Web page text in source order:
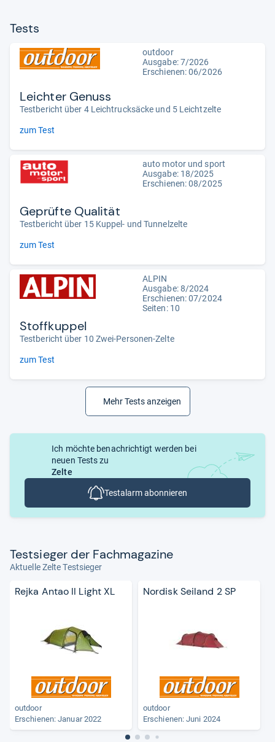
Tests
outdoor
Ausgabe: 7/2026
Erschienen:06/2026
Leichter Genuss
Testbericht über 4 Leichtrucksäcke und 5 Leichtzelte
zum Test
auto motor und sport
Ausgabe: 18/2025
Erschienen: 08/2025
Geprüfte Qualität
Testbericht über 15 Kuppel- und Tunnelzelte
zum Test
ALPIN
Ausgabe: 8/2024
Erschienen: 07/2024
Seiten: 10
Stoffkuppel
Testbericht über 10 Zwei-Personen-Zelte
zum Test
Mehr Tests anzeigen
Ich möchte benachrichtigt werden bei
neuen Tests zu
Zelte
Testalarm abonnieren
Test­sie­ger der Fach­ma­ga­zine
Aktuelle Zelte Testsieger
Rejka Antao II Light XL
outdoor
Erschienen: Januar 2022
Nordisk Seiland 2 SP
outdoor
Erschienen: Juni 2024